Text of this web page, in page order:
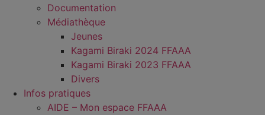
Documentation
Médiathèque
Jeunes
Kagami Biraki 2024 FFAAA
Kagami Biraki 2023 FFAAA
Divers
Infos pratiques
AIDE – Mon espace FFAAA